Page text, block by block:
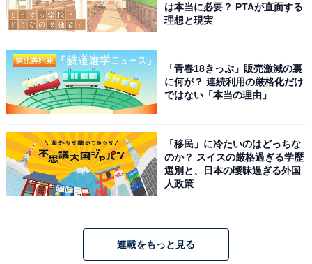
次ページ
9位までの全ランキング結果を見
る
は本当に必要？ PTAが直面する
理想と現実
「青春18きっぷ」販売激減の裏
に何が？ 連続利用の厳格化だけ
ではない「本当の理由」
「移民」に冷たいのはどっちな
のか？ スイスの厳格過ぎる学歴
選別と、日本の曖昧過ぎる外国
人政策
連載をもっと見る